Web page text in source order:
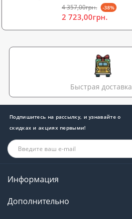
4 357,00грн. -38%
2 723,00грн.
Быстрая доставка
Подпишитесь на рассылку, и узнавайте о
скидках и акциях первыми!
Информация
Дополнительно